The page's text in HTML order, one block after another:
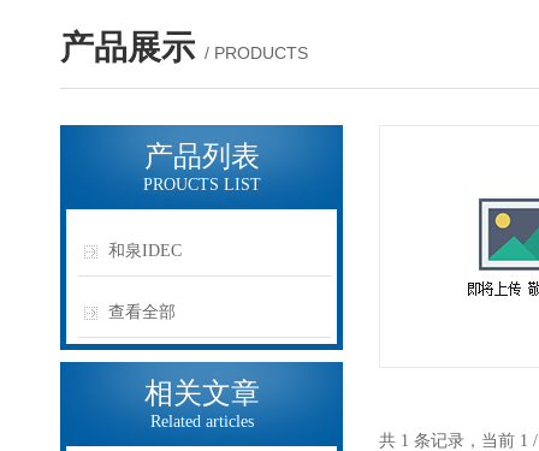
产品展示 / PRODUCTS
产品列表
PROUCTS LIST
和泉IDEC
查看全部
相关文章
Related articles
共 1 条记录，当前